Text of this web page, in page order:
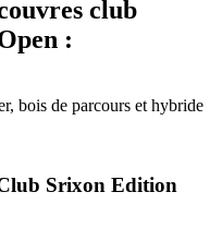
club
:
bois de parcours et hybride
Srixon Edition